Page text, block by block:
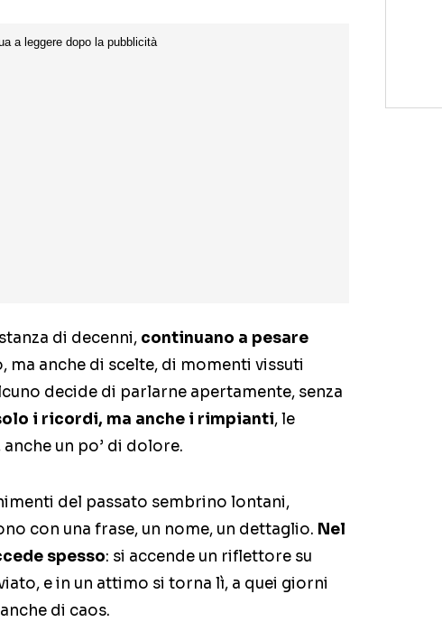
di decenni, continuano a pesare
ma anche di scelte, di momenti vissuti
decide di parlarne apertamente, senza
i ricordi, ma anche i rimpianti, le
un po’ di dolore.
del passato sembrino lontani,
con una frase, un nome, un dettaglio. Nel
spesso: si accende un riflettore su
e in un attimo si torna lì, a quei giorni
di caos.